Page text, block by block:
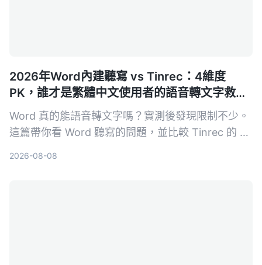
2026年Word內建聽寫 vs Tinrec：4維度
PK，誰才是繁體中文使用者的語音轉文字救
星？
Word 真的能語音轉文字嗎？實測後發現限制不少。
這篇帶你看 Word 聽寫的問題，並比較 Tinrec 的 AI
2026-08-08